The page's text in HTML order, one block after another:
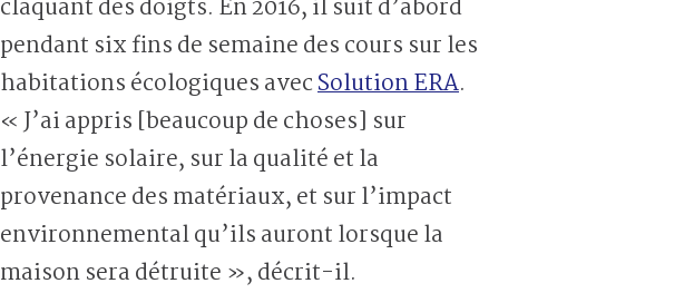
claquant des doigts. En 2016, il suit d’abord
pendant six fins de semaine des cours sur les
habitations écologiques avecSolution ERA.
« J’ai appris [beaucoup de choses] sur
l’énergie solaire, sur la qualité et la
provenance des matériaux, et sur l’impact
environnemental qu’ils auront lorsque la
maison sera détruite », décrit-il.